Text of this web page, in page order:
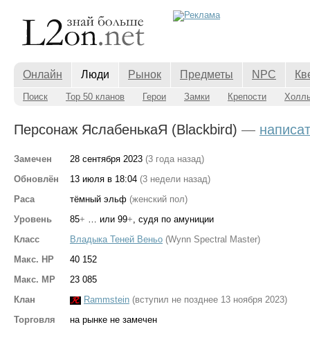
Онлайн Люди Рынок Предметы NPC
Поиск Top 50 кланов Герои Замки Крепости
Персонаж ЯслабенькаЯ (Blackbird) —
Замечен 28 сентября 2023 (3 года назад)
Обновлён
13 июля в 18:04 (3 недели назад)
Раса
тёмный эльф (женский пол)
Уровень
85+ … или 99+, судя по амуниции
Класс
Владыка Теней Веньо (Wynn Spectral Master)
Макс. HP
40 152
Макс. MP
23 085
Клан
Rammstein (вступил не позднее 13 ноября 2023)
Торговля
на рынке не замечен